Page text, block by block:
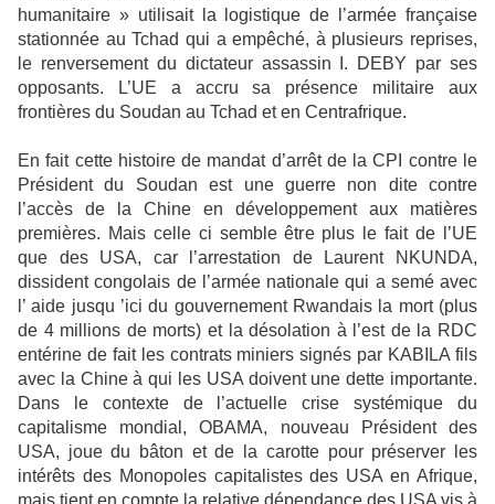
humanitaire » utilisait la logistique de l’armée française
stationnée au Tchad qui a empêché, à plusieurs reprises,
le renversement du dictateur assassin I. DEBY par ses
opposants. L’UE a accru sa présence militaire aux
frontières du Soudan au Tchad et en Centrafrique.
En fait cette histoire de mandat d’arrêt de la CPI contre le
Président du Soudan est une guerre non dite contre
l’accès de la Chine en développement aux matières
premières. Mais celle ci semble être plus le fait de l’UE
que des USA, car l’arrestation de Laurent NKUNDA,
dissident congolais de l’armée nationale qui a semé avec
l’ aide jusqu ’ici du gouvernement Rwandais la mort (plus
de 4 millions de morts) et la désolation à l’est de la RDC
entérine de fait les contrats miniers signés par KABILA fils
avec la Chine à qui les USA doivent une dette importante.
Dans le contexte de l’actuelle crise systémique du
capitalisme mondial, OBAMA, nouveau Président des
USA, joue du bâton et de la carotte pour préserver les
intérêts des Monopoles capitalistes des USA en Afrique,
mais tient en compte la relative dépendance des USA vis à